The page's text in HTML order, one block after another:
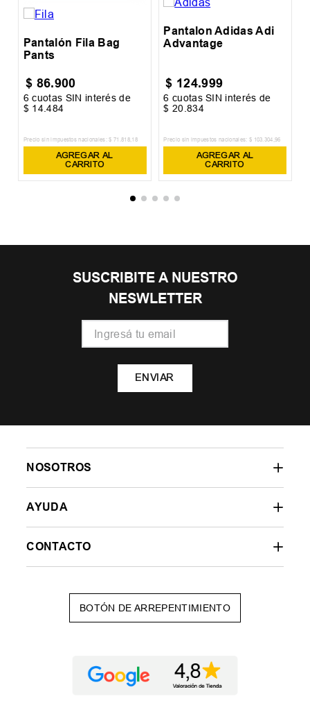
Pantalón Fila Bag
Pants
$ 86.900
6 cuotas SIN interés de
$ 14.484
Precio sin impuestos nacionales: $ 71 818, 18
AGREGAR AL
CARRITO
Pantalon Adidas Adi
Advantage
$ 124.999
6 cuotas SIN interés de
$ 20 834
Precio sin impuestos nacionales: $ 103 304 96
AGREGAR AL
CARRITO
SUSCRIBITE A NUESTRO
NESWLETTER
ENVIAR
NOSOTROS
AYUDA
CONTACTO
BOTÓN DE ARREPENTIMIENTO